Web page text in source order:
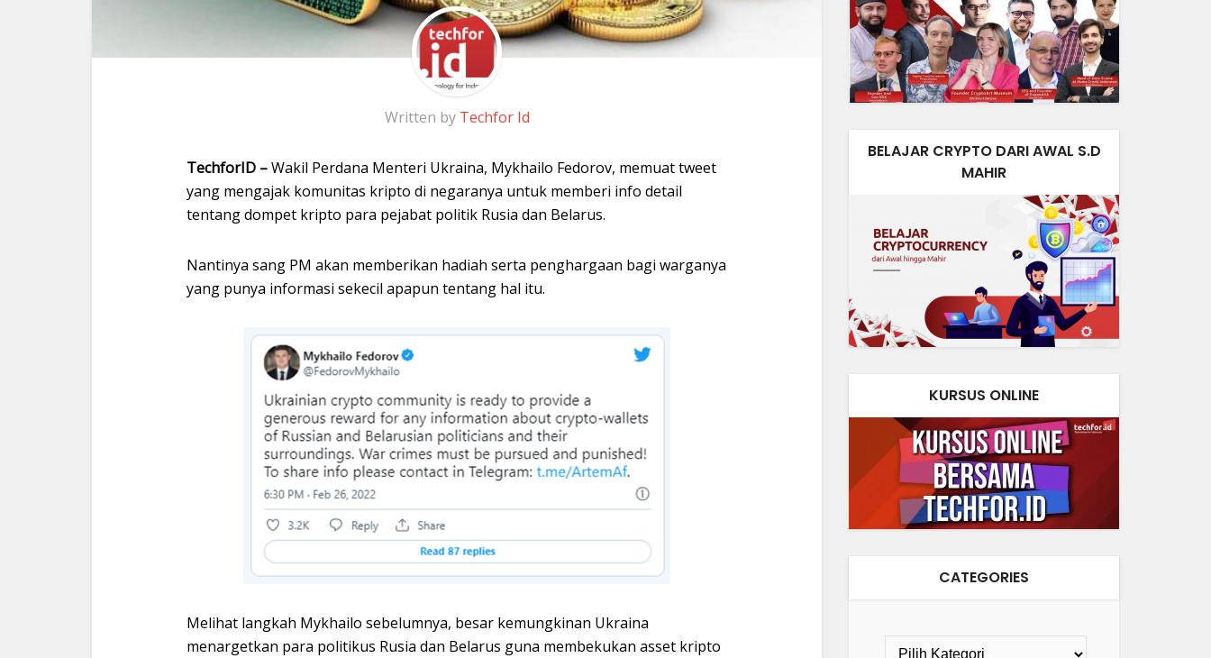
Written by Techfor Id
TechforID –Wakil Perdana Menteri Ukraina, Mykhailo Fedorov, memuat tweet
yang mengajak komunitas kripto di negaranya untuk memberi info detail
tentang dompet kripto para pejabat politik Rusia dan Belarus.
Nantinya sang PM akan memberikan hadiah serta penghargaan bagi warganya
yang punya informasi sekecil apapun tentang hal itu.
Melihat langkah Mykhailo sebelumnya, besar kemungkinan Ukraina
menargetkan para politikus Rusia dan Belarus guna membekukan asset kripto
BELAJAR CRYPTO DARI AWAL S.D
MAHIR
KURSUS ONLINE
CATEGORIES